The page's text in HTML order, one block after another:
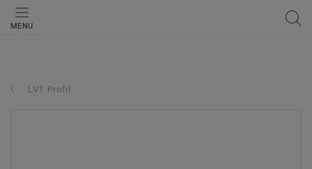
MENU
LVT Profil